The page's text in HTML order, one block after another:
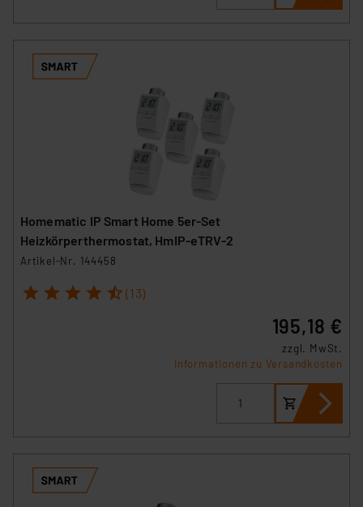
Homematic IP Smart Home 5er-Set
Heizkörperthermostat, HmIP-eTRV-2
Artikel-Nr. 144458
1 2 3 4 5 (13)
195,18 €
zzgl. MwSt.
Informationen zu Versandkosten